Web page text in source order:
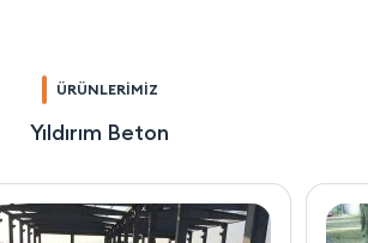
ÜRÜNLERİMİZ
Yıldırım Beton